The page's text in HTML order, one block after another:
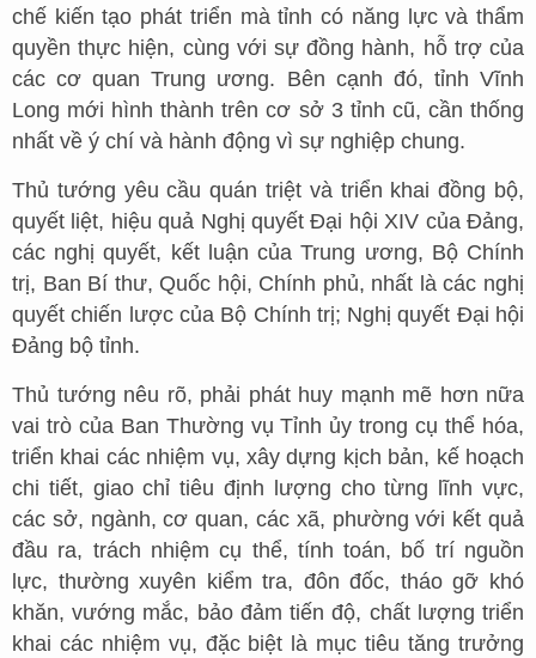
chế kiến tạo phát triển mà tỉnh có năng lực và thẩm
quyền thực hiện, cùng với sự đồng hành, hỗ trợ của
các cơ quan Trung ương. Bên cạnh đó, tỉnh Vĩnh
Long mới hình thành trên cơ sở 3 tỉnh cũ, cần thống
nhất về ý chí và hành động vì sự nghiệp chung.
Thủ tướng yêu cầu quán triệt và triển khai đồng bộ,
quyết liệt, hiệu quả Nghị quyết Đại hội XIV của Đảng,
các nghị quyết, kết luận của Trung ương, Bộ Chính
trị, Ban Bí thư, Quốc hội, Chính phủ, nhất là các nghị
quyết chiến lược của Bộ Chính trị; Nghị quyết Đại hội
Đảng bộ tỉnh.
Thủ tướng nêu rõ, phải phát huy mạnh mẽ hơn nữa
vai trò của Ban Thường vụ Tỉnh ủy trong cụ thể hóa,
triển khai các nhiệm vụ, xây dựng kịch bản, kế hoạch
chi tiết, giao chỉ tiêu định lượng cho từng lĩnh vực,
các sở, ngành, cơ quan, các xã, phường với kết quả
đầu ra, trách nhiệm cụ thể, tính toán, bố trí nguồn
lực, thường xuyên kiểm tra, đôn đốc, tháo gỡ khó
khăn, vướng mắc, bảo đảm tiến độ, chất lượng triển
khai các nhiệm vụ, đặc biệt là mục tiêu tăng trưởng